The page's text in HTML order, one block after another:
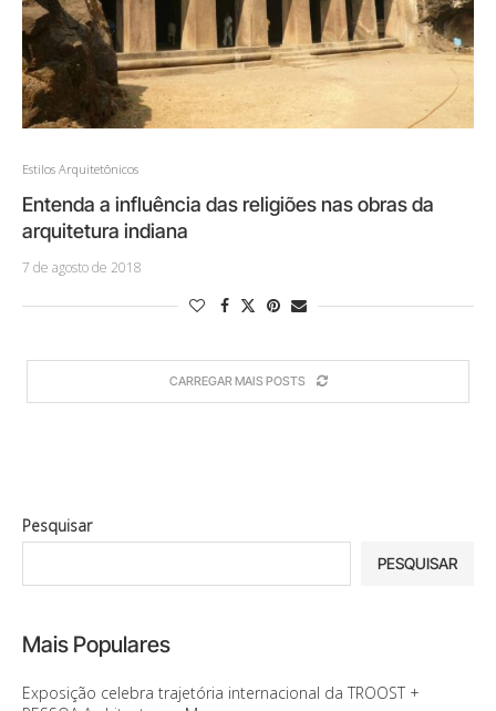
Estilos Arquitetônicos
Entenda a influência das religiões nas obras da
arquitetura indiana
7 de agosto de 2018
CARREGAR MAIS POSTS
Pesquisar
PESQUISAR
Mais Populares
Exposição celebra trajetória internacional da TROOST +